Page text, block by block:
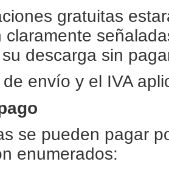
gratuitas
claramente
descarga sin
envío y el IVA
se pueden pagar
enumerados: